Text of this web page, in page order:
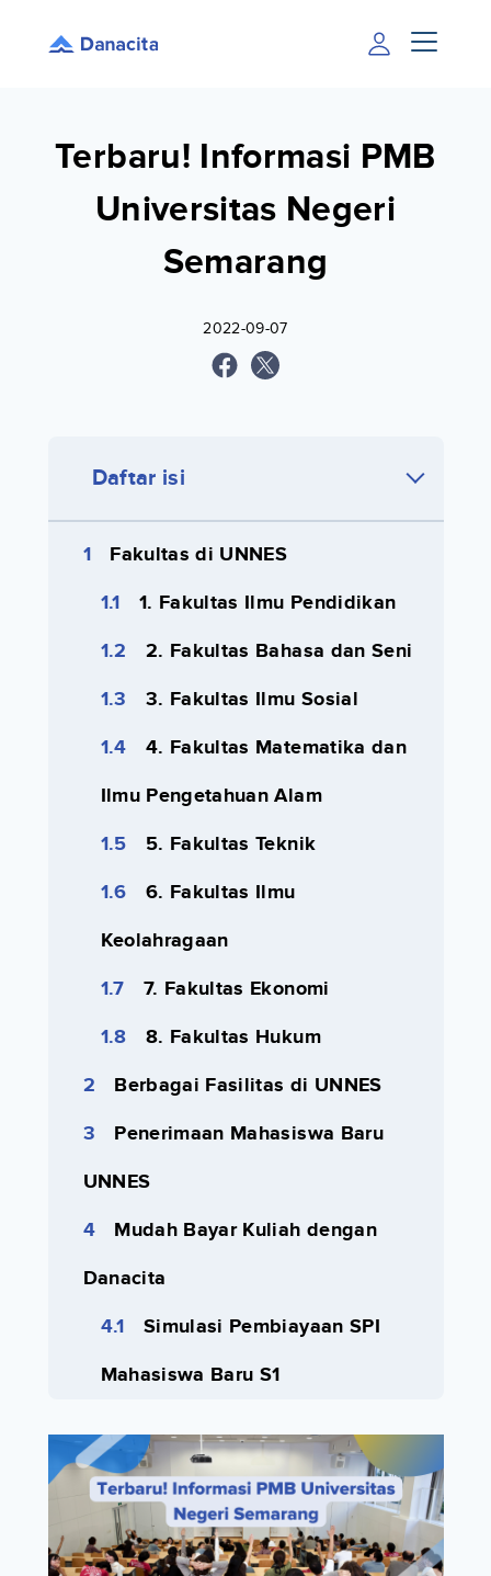
Terbaru! Informasi PMB
Universitas Negeri
Semarang
2022-09-07
Daftar isi
Fakultas di UNNES
1. Fakultas Ilmu Pendidikan
2. Fakultas Bahasa dan Seni
3. Fakultas Ilmu Sosial
4. Fakultas Matematika dan
Ilmu Pengetahuan Alam
5. Fakultas Teknik
6. Fakultas Ilmu
Keolahragaan
7. Fakultas Ekonomi
8. Fakultas Hukum
Berbagai Fasilitas di UNNES
Penerimaan Mahasiswa Baru
UNNES
Mudah Bayar Kuliah dengan
Danacita
Simulasi Pembiayaan SPI
Mahasiswa Baru S1